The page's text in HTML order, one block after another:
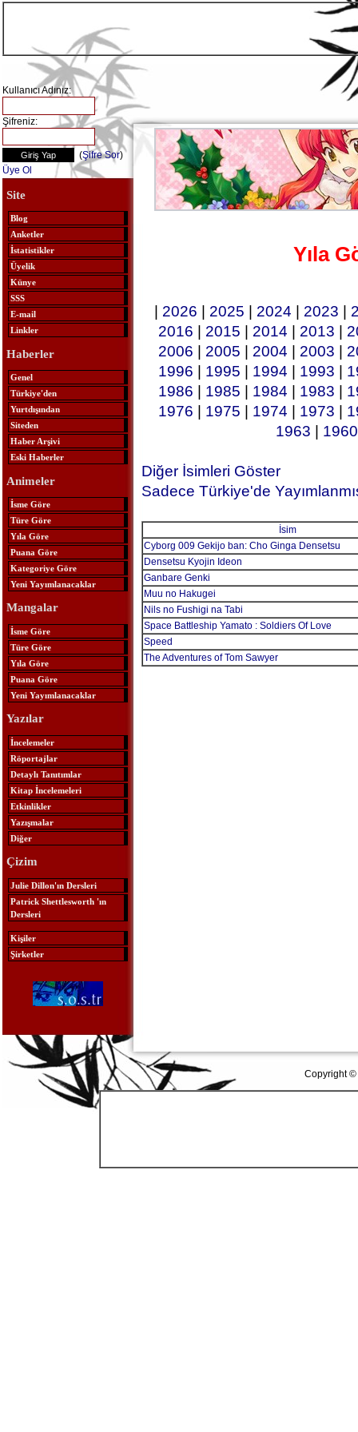
Kullanıcı Adınız:
Şifreniz:
(Şifre Sor)
Üye Ol
Site
Blog
Anketler
İstatistikler
Üyelik
Künye
SSS
E-mail
Linkler
Haberler
Genel
Türkiye'den
Yurtdışından
Siteden
Haber Arşivi
Eski Haberler
Animeler
İsme Göre
Türe Göre
Yıla Göre
Puana Göre
Kategoriye Göre
Yeni Yayımlanacaklar
Mangalar
İsme Göre
Türe Göre
Yıla Göre
Puana Göre
Yeni Yayımlanacaklar
Yazılar
İncelemeler
Röportajlar
Detaylı Tanıtımlar
Kitap İncelemeleri
Etkinlikler
Yazışmalar
Diğer
Çizim
Julie Dillon'ın Dersleri
Patrick Shettlesworth 'ın
Dersleri
Kişiler
Şirketler
Yıla
2026 2025 2024 2023
2016
2015 2014 2013
2006
2005 2004 2003
1996
1995 1994 1993
1986
1985 1984 1983
1976
1975 1974 1973
1963
1960
Diğer İsimleri Göster
Sadece Türkiye'de
İsim
Cyborg 009 Gekijo ban: Cho Ginga Densetsu
Densetsu Kyojin Ideon
Ganbare Genki
Muu no Hakugei
Nils no Fushigi na Tabi
Space Battleship Yamato : Soldiers Of Love
Speed
The Adventures of Tom Sawyer
Copyright ©